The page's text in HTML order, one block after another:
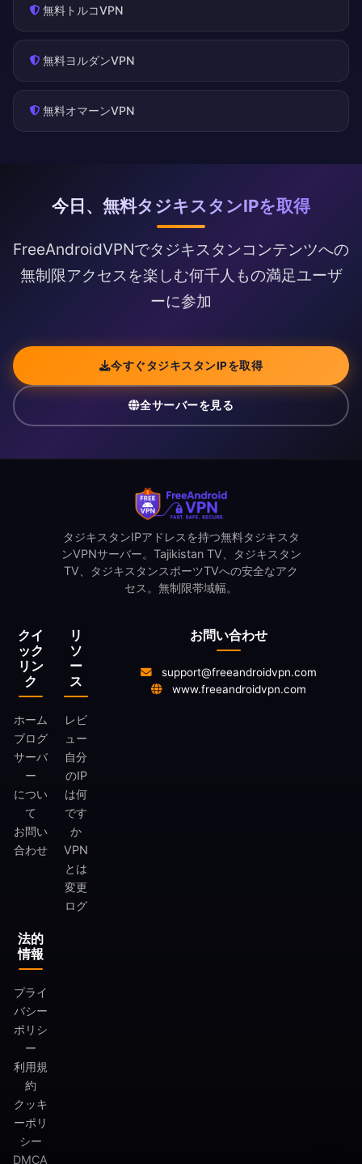
無料トルコVPN
無料ヨルダンVPN
無料オマーンVPN
今日、無料タジキスタンIPを取得
FreeAndroidVPNでタジキスタンコンテンツへの
無制限アクセスを楽しむ何千人もの満足ユーザ
ーに参加
今すぐタジキスタンIPを取得
全サーバーを見る
クイ
ック
リン
ク
ホーム
ブログ
サーバ
ー
につい
て
お問い
合わせ
リ
ソ
ー
ス
レビ
ュー
自分
のIP
は何
です
か
VPN
とは
変更
ログ
法的
情報
プライ
バシー
ポリシ
ー
利用規
約
クッキ
ーポリ
シー
DMCA
タジキスタンIPアドレスを持つ無料タジキスタ
ンVPNサーバー。Tajikistan TV、タジキスタン
TV、タジキスタンスポーツTVへの安全なアク
セス。無制限帯域幅。
お問い合わせ
support@freeandroidvpn.com
www.freeandroidvpn.com